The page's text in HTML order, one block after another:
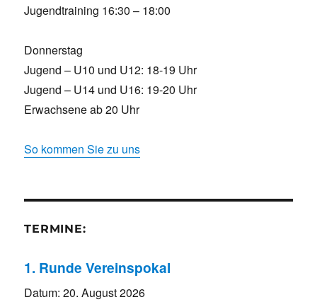
Jugendtraining 16:30 – 18:00
Donnerstag
Jugend – U10 und U12: 18-19 Uhr
Jugend – U14 und U16: 19-20 Uhr
Erwachsene ab 20 Uhr
So kommen Sie zu uns
TERMINE:
1. Runde Vereinspokal
Datum:20. August 2026